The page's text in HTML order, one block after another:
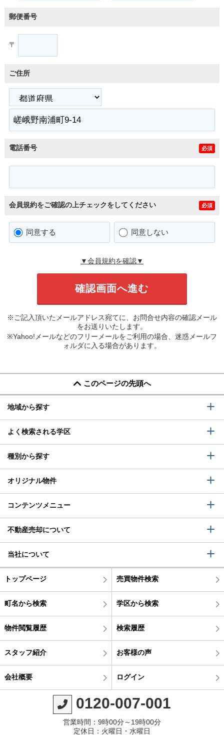
郵便番号
〒
ご住所
電話番号 必須
会員規約をご確認の上チェックをしてください 必須
同意する 同意しない
▼会員規約を確認▼
※ご記入頂いたメールアドレス宛てに、お問合せ内容の確認メール
をお送りいたします。
※Yahoo!メールなどのフリーメールをご利用の場合、迷惑メールフ
ォルダに入る場合があります。
このページの先頭へ
地域から探す
よく検索される学区
種別から探す
オリジナル物件
コンテンツメニュー
不動産売却について
当社について
トップページ 売買物件検索
町名から検索 学区から検索
物件閲覧履歴 検索履歴
スタッフ紹介 お客様の声
会社概要 ログイン
0120-007-001
営業時間：9時00分～19時00分
定休日：火曜日・水曜日